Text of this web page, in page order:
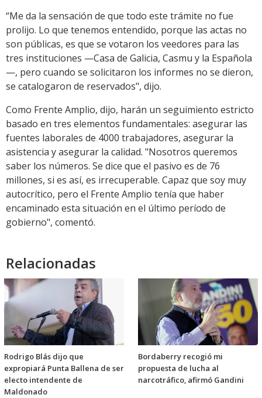
“Me da la sensación de que todo este trámite no fue
prolijo. Lo que tenemos entendido, porque las actas no
son públicas, es que se votaron los veedores para las
tres instituciones —Casa de Galicia, Casmu y la Española
—, pero cuando se solicitaron los informes no se dieron,
se catalogaron de reservados", dijo.
Como Frente Amplio, dijo, harán un seguimiento estricto
basado en tres elementos fundamentales: asegurar las
fuentes laborales de 4000 trabajadores, asegurar la
asistencia y asegurar la calidad. "Nosotros queremos
saber los números. Se dice que el pasivo es de 76
millones, si es así, es irrecuperable. Capaz que soy muy
autocrítico, pero el Frente Amplio tenía que haber
encaminado esta situación en el último período de
gobierno", comentó.
Relacionadas
Rodrigo Blás dijo que
expropiará Punta Ballena de ser
electo intendente de
Maldonado
Bordaberry recogió mi
propuesta de lucha al
narcotráfico, afirmó Gandini